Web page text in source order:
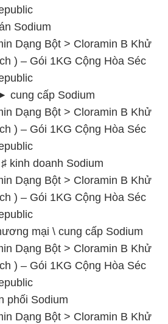
Sodium
Dạng Bột > Cloramin B Khử
) – Gói 1KG Cộng Hòa Séc
cung cấp Sodium
Dạng Bột > Cloramin B Khử
) – Gói 1KG Cộng Hòa Séc
kinh doanh Sodium
Dạng Bột > Cloramin B Khử
) – Gói 1KG Cộng Hòa Séc
mại \ cung cấp Sodium
Dạng Bột > Cloramin B Khử
) – Gói 1KG Cộng Hòa Séc
phối Sodium
Dạng Bột > Cloramin B Khử